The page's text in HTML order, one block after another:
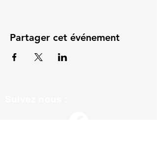
Partager cet événement